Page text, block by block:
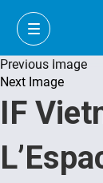
Previous Image
Next Image
IF